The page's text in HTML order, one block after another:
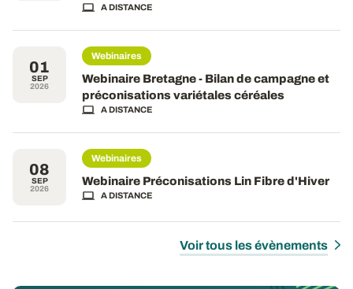
A DISTANCE
01
SEP
2026
Webinaires
Webinaire Bretagne - Bilan de campagne et
préconisations variétales céréales
A DISTANCE
08
SEP
2026
Webinaires
Webinaire Préconisations Lin Fibre d'Hiver
A DISTANCE
Voir tous les évènements